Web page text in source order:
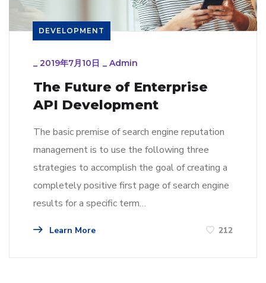
DEVELOPMENT
_ 2019年7月10日 _ Admin
The Future of Enterprise
API Development
The basic premise of search engine reputation
management is to use the following three
strategies to accomplish the goal of creating a
completely positive first page of search engine
results for a specific term…
Learn More 212